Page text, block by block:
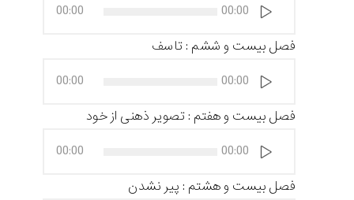
صوت
00:00
00:00
فصل بیست و ششم : تاسف
صوت
00:00
00:00
فصل بیست و هفتم : تصویر ذهنی از خود
صوت
00:00
00:00
فصل بیست و هشتم : پیر نشدن